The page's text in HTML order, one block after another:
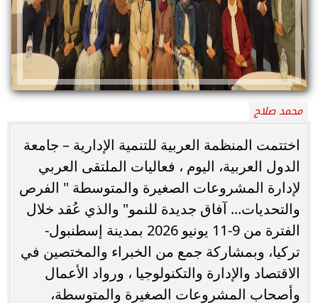
محمد صلاح
اختتمت المنظمة العربية للتنمية الإدارية – جامعة
الدول العربية، اليوم ، فعاليات الملتقى العربي
لإدارة المشروعات الصغيرة والمتوسطة " الفرص
والتحديات... آفاق جديدة للنمو" والذي عُقد خلال
الفترة من 9-11 يونيو 2026 بمدينة إسطنبول-
تركيا، وبمشاركة جمع من الخبراء والمختصين في
الاقتصاد والإدارة والتكنولوجيا ، ورواد الأعمال
وأصحاب المشروعات الصغيرة والمتوسطة،